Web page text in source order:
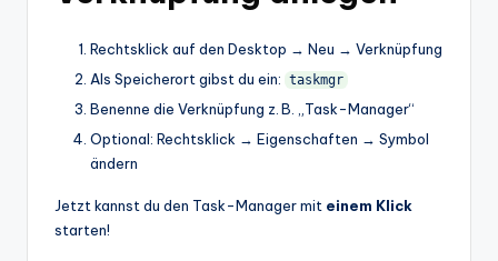
Rechtsklick auf den Desktop → Neu → Verknüpfung
Als Speicherort gibst du ein: taskmgr
Benenne die Verknüpfung z. B. „Task-Manager“
Optional: Rechtsklick → Eigenschaften → Symbol
ändern
Jetzt kannst du den Task-Manager mit einem Klick
starten!